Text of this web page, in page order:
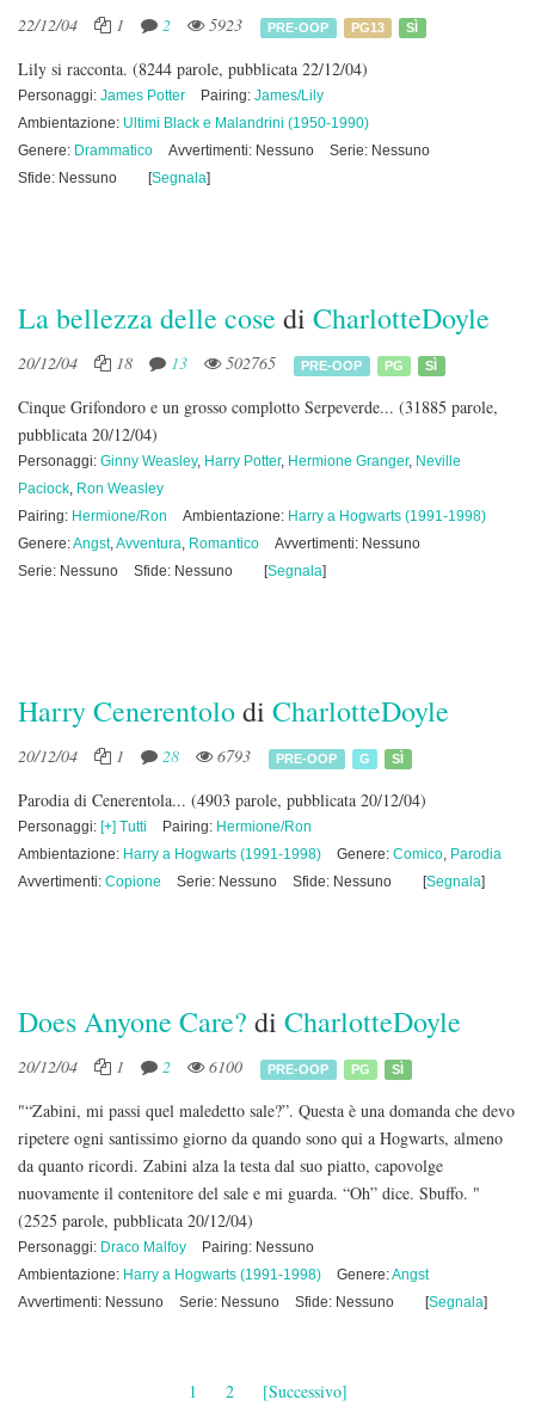
22/12/04 1 2 5923 PRE-OOP PG13 SÌ
Lily si racconta. (8244 parole, pubblicata 22/12/04)
Personaggi: James Potter Pairing: James/Lily
Ambientazione: Ultimi Black e Malandrini (1950-1990)
Genere: Drammatico Avvertimenti: Nessuno
Serie: Nessuno
Sfide: Nessuno
[Segnala]
La bellezza delle cose di CharlotteDoyle
20/12/04 18 13 502765 PRE-OOP PG SÌ
Cinque Grifondoro e un grosso complotto Serpeverde... (31885 parole,
pubblicata 20/12/04)
Personaggi: Ginny Weasley, Harry Potter, Hermione Granger, Neville
Paciock, Ron Weasley
Pairing: Hermione/Ron Ambientazione: Harry a Hogwarts (1991-1998)
Genere:Angst,Avventura, Romantico
Avvertimenti: Nessuno
Serie: Nessuno
Sfide: Nessuno [Segnala]
Harry Cenerentolodi CharlotteDoyle
20/12/04 1 28 6793 PRE-OOP G SÌ
Parodia di Cenerentola... (4903 parole, pubblicata 20/12/04)
Personaggi: [+] Tutti Pairing: Hermione/Ron
Ambientazione: Harry a Hogwarts (1991-1998) Genere: Comico, Parodia
Avvertimenti: Copione Serie: Nessuno Sfide: Nessuno [Segnala]
Does Anyone Care? di CharlotteDoyle
20/12/04 1 2 6100 PRE-OOP PG SÌ
"“Zabini, mi passi quel maledetto sale?”. Questa è una domanda che devo
ripetere ogni santissimo giorno da quando sono qui a Hogwarts, almeno
da quanto ricordi. Zabini alza la testa dal suo piatto, capovolge
nuovamente il contenitore del sale e mi guarda. “Oh” dice. Sbuffo. "
(2525 parole, pubblicata 20/12/04)
Personaggi: Draco Malfoy
Pairing: Nessuno
Ambientazione: Harry a Hogwarts (1991-1998) Genere:Angst
Avvertimenti: Nessuno
Serie: Nessuno Sfide: Nessuno [Segnala]
1 2 [Successivo]